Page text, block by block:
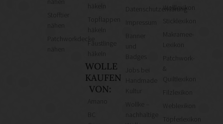
Stofftier
Patchworkdecke
häkeln
Topflappen
häkeln
Fäustlinge
häkeln
WOLLE
KAUFEN
VON:
Datenschutzerklärung
Kultur
Wollke –
nachhaltige
Wolllexikon
Sticklexikon
Makramee-
Lexikon
Patchwork-
&
Quiltlexikon
Filzlexikon
Weblexikon
Töpferlexikon